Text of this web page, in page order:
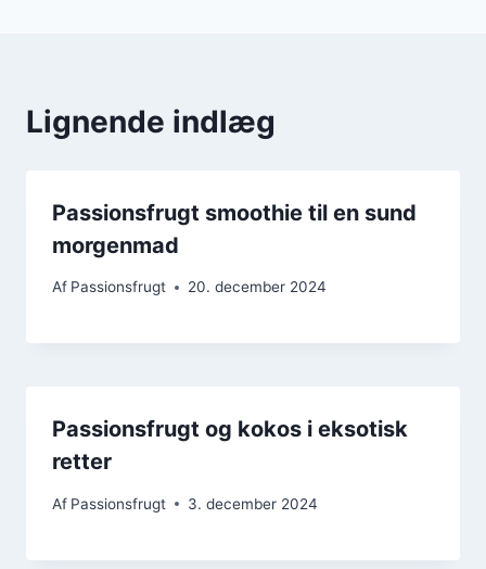
Lignende indlæg
Passionsfrugt smoothie til en sund
morgenmad
Af Passionsfrugt 20. december 2024
Passionsfrugt og kokos i eksotisk
retter
Af Passionsfrugt 3. december 2024